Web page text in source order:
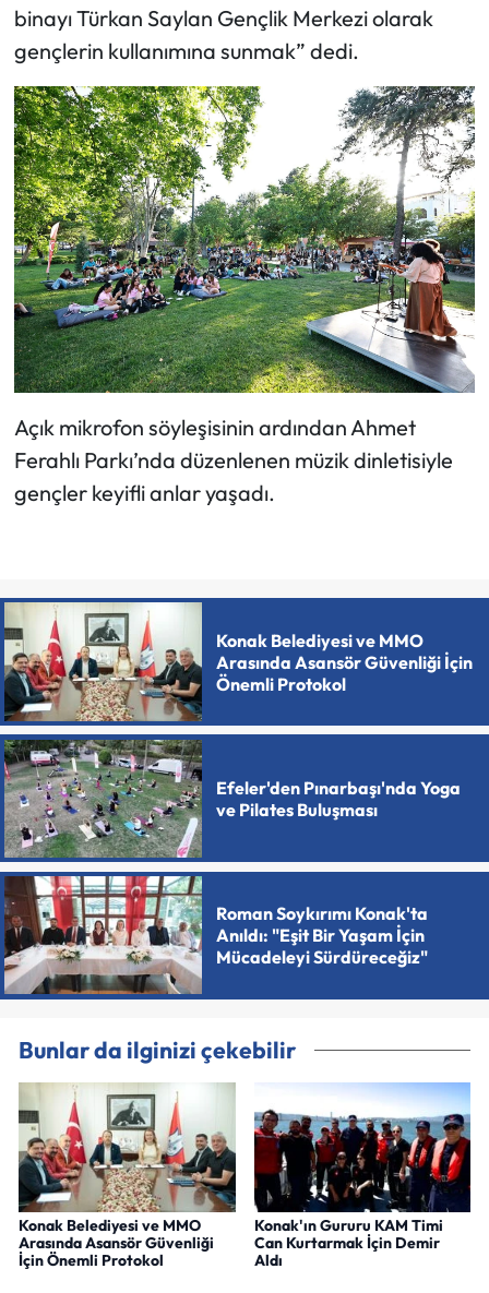
binayı Türkan Saylan Gençlik Merkezi olarak
gençlerin kullanımına sunmak” dedi.
Açık mikrofon söyleşisinin ardından Ahmet
Ferahlı Parkı’nda düzenlenen müzik dinletisiyle
gençler keyifli anlar yaşadı.
Konak Belediyesi ve MMO
Arasında Asansör Güvenliği İçin
Önemli Protokol
Efeler'den Pınarbaşı'nda Yoga
ve Pilates Buluşması
Roman Soykırımı Konak'ta
Anıldı: "Eşit Bir Yaşam İçin
Mücadeleyi Sürdüreceğiz"
Bunlar da ilginizi çekebilir
Konak Belediyesi ve MMO
Arasında Asansör Güvenliği
İçin Önemli Protokol
Konak'ın Gururu KAM Timi
Can Kurtarmak İçin Demir
Aldı